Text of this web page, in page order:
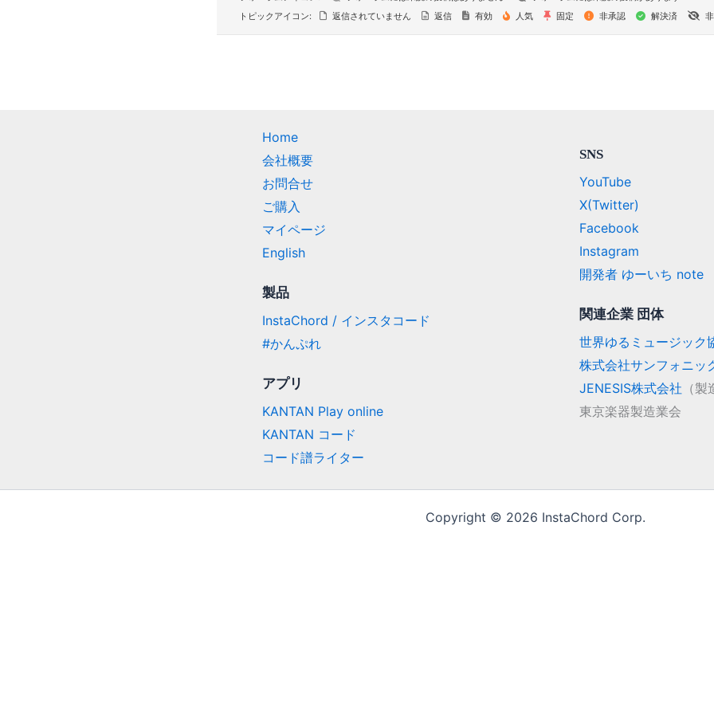
トピックアイコン:
返信されていません 返信 有効 人気 固定 非承認 解決済
Home
会社概要
お問合せ
ご購入
マイページ
English
製品
InstaChord / インスタコード
#かんぷれ
アプリ
KANTAN Play online
KANTAN コード
コード譜ライター
SNS
YouTube
X(Twitter)
Facebook
Instagram
開発者 ゆーいち note
関連企業 団体
世界ゆるミュージック
株式会社サンフォニッ
JENESIS株式会社 （製
東京楽器製造業会
Copyright © 2026 InstaChord Corp.